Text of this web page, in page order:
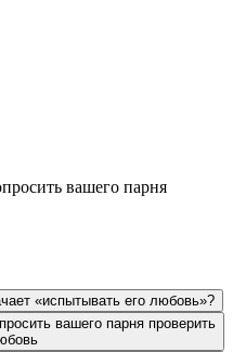
вашего парня
«испытывать его любовь»?
вашего парня проверить